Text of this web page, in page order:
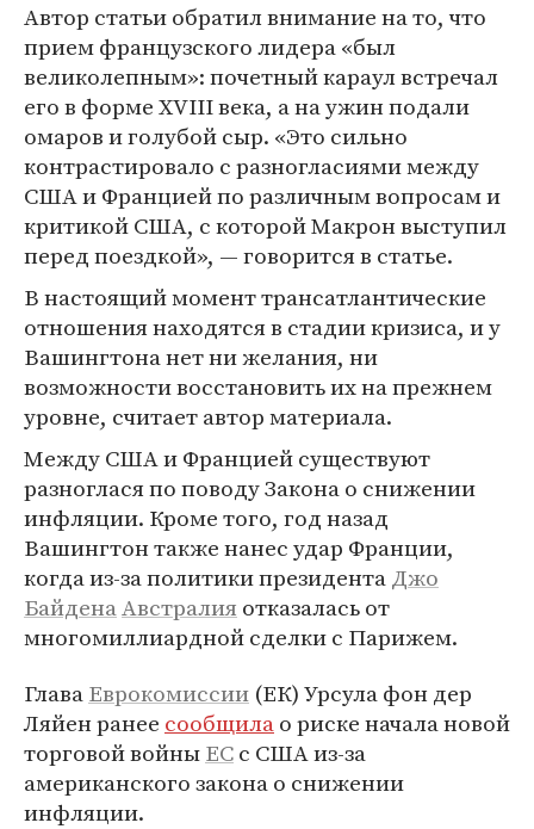
Автор статьи обратил внимание на то, что
прием французского лидера «был
великолепным»: почетный караул встречал
его в форме XVIII века, а на ужин подали
омаров и голубой сыр. «Это сильно
контрастировало с разногласиями между
США и Францией по различным вопросам и
критикой США, с которой Макрон выступил
перед поездкой», — говорится в статье.
В настоящий момент трансатлантические
отношения находятся в стадии кризиса, и у
Вашингтона нет ни желания, ни
возможности восстановить их на прежнем
уровне, считает автор материала.
Между США и Францией существуют
разноглася по поводу Закона о снижении
инфляции. Кроме того, год назад
Вашингтон также нанес удар Франции,
когда из-за политики президентаДжо
БайденаАвстралия отказалась от
многомиллиардной сделки с Парижем.
ГлаваЕврокомиссии (ЕК) Урсула фон дер
Ляйен ранее сообщилао риске начала новой
торговой войныЕСс США из-за
американского закона о снижении
инфляции.